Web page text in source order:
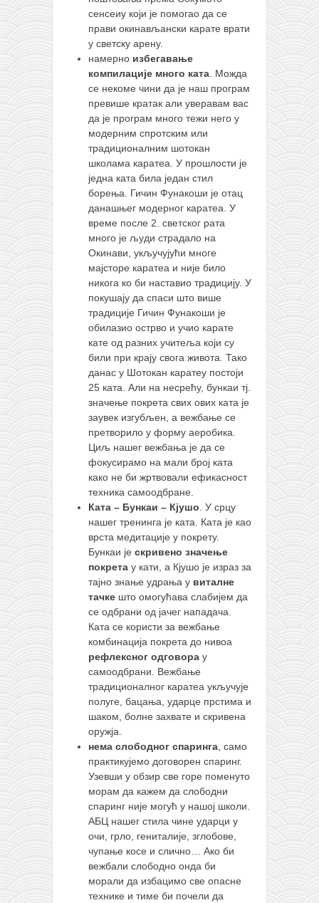
сенсеиу који је помогао да се
прави окинављански карате врати
у светску арену.
намерно избегавање
компилације много ката . Можда
се некоме чини да је наш програм
превише кратак али уверавам вас
да је програм много тежи него у
модерним спротским или
традиционалним шотокан
школама каратеа. У прошлости је
једна ката била један стил
борења. Гичин Фунакоши је отац
данашњег модерног каратеа. У
време после 2. светског рата
много је људи страдало на
Окинави, укључујући многе
мајсторе каратеа и није било
никога ко би наставио традицију. У
покушају да спаси што више
традиције Гичин Фунакоши је
обилазио острво и учио карате
кате од разних учитеља који су
били при крају свога живота. Тако
данас у Шотокан каратеу постоји
25 ката. Али на несрећу, бункаи тј.
значење покрета свих ових ката је
заувек изгубљен, а вежбање се
претворило у форму аеробика.
Циљ нашег вежбања је да се
фокусирамо на мали број ката
како не би жртвовали ефикасност
техника самоодбране.
Ката – Бункаи – Кјушо . У срцу
нашег тренинга је ката. Ката је као
врста медитације у покрету.
Бункаи је скривено значење
покрета у кати, а Кјушо је израз за
тајно знање удрања у виталне
тачке што омогућава слабијем да
се одбрани од јачег нападача.
Ката се користи за вежбање
комбинација покрета до нивоа
рефлексног одговора у
самоодбрани. Вежбање
традиционалног каратеа укључује
полуге, бацања, ударце прстима и
шаком, болне захвате и скривена
оружја.
нема слободног спаринга , само
практикујемо договорен спаринг.
Узевши у обзир све горе поменуто
морам да кажем да слободни
спаринг није могућ у нашој школи.
АБЦ нашег стила чине ударци у
очи, грло, гениталије, зглобове,
чупање косе и слично… Ако би
вежбали слободно онда би
морали да избацимо све опасне
технике и тиме би почели да